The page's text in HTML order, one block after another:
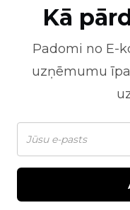
Kā
Padomi no E-
uzņēmumu